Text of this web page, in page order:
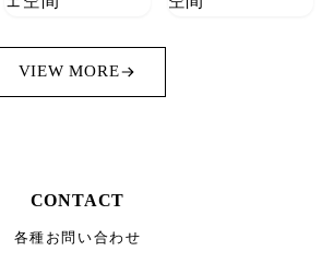
VIEW MORE
CONTACT
各種お問い合わせ